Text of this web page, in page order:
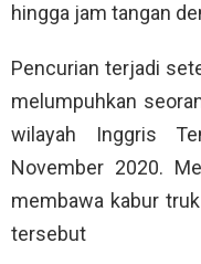
hingga jam tangan
Pencurian terjadi
melumpuhkan
wilayah Inggris
November 2020.
membawa kabur
tersebut